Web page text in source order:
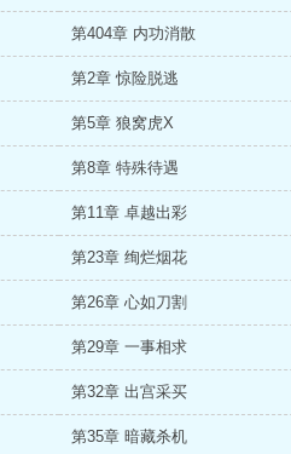
第404章 内功消散
第2章 惊险脱逃
第5章 狼窝虎X
第8章 特殊待遇
第11章 卓越出彩
第23章 绚烂烟花
第26章 心如刀割
第29章 一事相求
第32章 出宫采买
第35章 暗藏杀机